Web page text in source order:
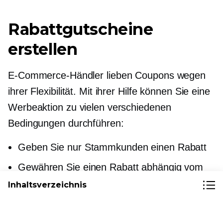
Rabattgutscheine
erstellen
E-Commerce-Händler lieben Coupons wegen
ihrer Flexibilität. Mit ihrer Hilfe können Sie eine
Werbeaktion zu vielen verschiedenen
Bedingungen durchführen:
Geben Sie nur Stammkunden einen Rabatt
Gewähren Sie einen Rabatt abhängig vom
Zwischenbetrag der Bestellung
Inhaltsverzeichnis